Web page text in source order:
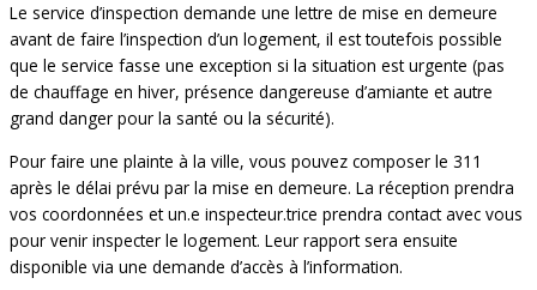
Le service d’inspection demande une lettre de mise en demeure
avant de faire l’inspection d’un logement, il est toutefois possible
que le service fasse une exception si la situation est urgente (pas
de chauffage en hiver, présence dangereuse d’amiante et autre
grand danger pour la santé ou la sécurité).
Pour faire une plainte à la ville, vous pouvez composer le 311
après le délai prévu par la mise en demeure. La réception prendra
vos coordonnées et un.e inspecteur.trice prendra contact avec vous
pour venir inspecter le logement. Leur rapport sera ensuite
disponible via une demande d’accès à l’information.